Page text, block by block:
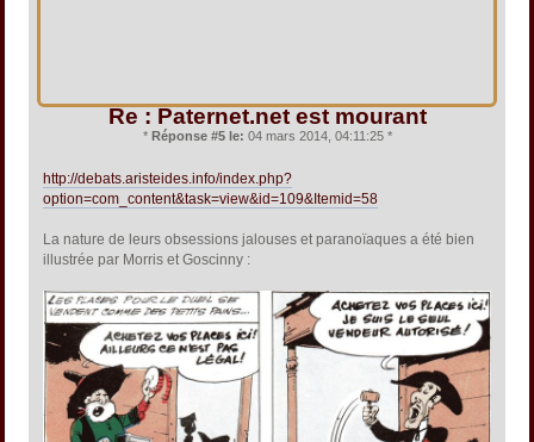
Re : Paternet.net est mourant
* Réponse #5 le: 04 mars 2014, 04:11:25 *
http://debats.aristeides.info/index.php?
option=com_content&task=view&id=109&Itemid=58
La nature de leurs obsessions jalouses et paranoïaques a été bien
illustrée par Morris et Goscinny :